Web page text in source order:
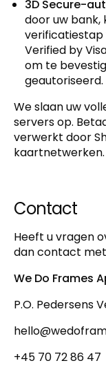
3D Secure-
door uw
verificatiestap
Verified by
om te
geautoriseerd.
We slaan uw
servers op.
verwerkt door
kaartnetwerken.
Contact
Heeft u vragen
dan contact
We Do Frames
P.O. Pedersens
+45 70 72 86 47